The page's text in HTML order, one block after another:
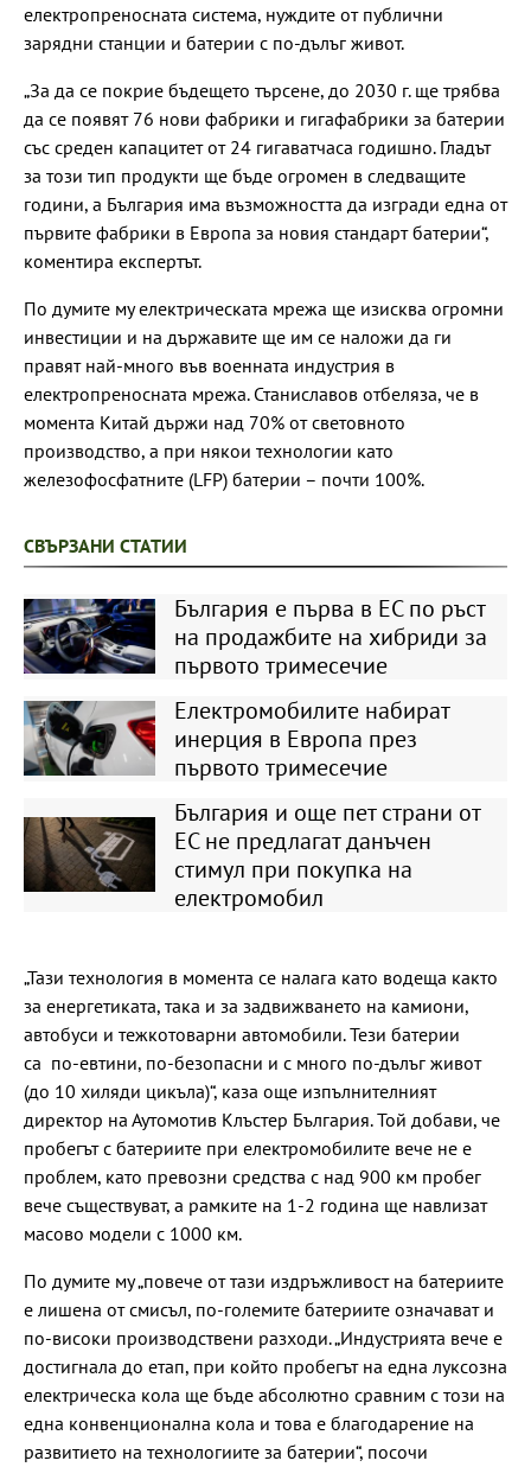
електропреносната система, нуждите от публични
зарядни станции и батерии с по-дълъг живот.
„За да се покрие бъдещето търсене, до 2030 г. ще трябва
да се появят 76 нови фабрики и гигафабрики за батерии
със среден капацитет от 24 гигаватчаса годишно. Гладът
за този тип продукти ще бъде огромен в следващите
години, а България има възможността да изгради една от
първите фабрики в Европа за новия стандарт батерии“,
коментира експертът.
По думите му електрическата мрежа ще изисква огромни
инвестиции и на държавите ще им се наложи да ги
правят най-много във военната индустрия в
електропреносната мрежа. Станиславов отбеляза, че в
момента Китай държи над 70% от световното
производство, а при някои технологии като
железофосфатните (LFP) батерии – почти 100%.
СВЪРЗАНИ СТАТИИ
България е първа в ЕС по ръст
на продажбите на хибриди за
първото тримесечие
Електромобилите набират
инерция в Европа през
първото тримесечие
България и още пет страни от
ЕС не предлагат данъчен
стимул при покупка на
електромобил
„Тази технология в момента се налага като водеща както
за енергетиката, така и за задвижването на камиони,
автобуси и тежкотоварни автомобили. Тези батерии
са по-евтини, по-безопасни и с много по-дълъг живот
(до 10 хиляди цикъла)“, каза още изпълнителният
директор на Аутомотив Клъстер България. Той добави, че
пробегът с батериите при електромобилите вече не е
проблем, като превозни средства с над 900 км пробег
вече съществуват, а рамките на 1-2 година ще навлизат
масово модели с 1000 км.
По думите му „повече от тази издръжливост на батериите
е лишена от смисъл, по-големите батериите означават и
по-високи производствени разходи. „Индустрията вече е
достигнала до етап, при който пробегът на една луксозна
електрическа кола ще бъде абсолютно сравним с този на
една конвенционална кола и това е благодарение на
развитието на технологиите за батерии“, посочи